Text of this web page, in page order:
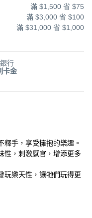
滿 $1,500 省 $75
滿 $3,000 省 $100
滿 $31,000 省 $1,000
行
卡金
手，享受擁抱的樂趣。
性，刺激感官，增添更多
玩樂天性，讓牠們玩得更